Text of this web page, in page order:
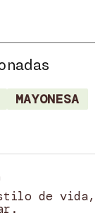
MAYONESA
de vida,